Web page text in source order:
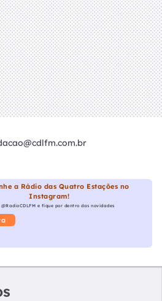
a Rádio das Quatro Estações no
Instagram!
e fique por dentro das novidades